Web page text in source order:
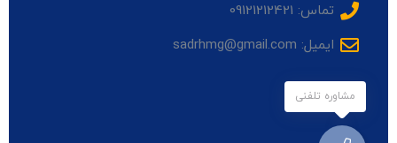
تماس: 09121212421
ایمیل: sadrhmg@gmail.com
مشاوره تلفنی